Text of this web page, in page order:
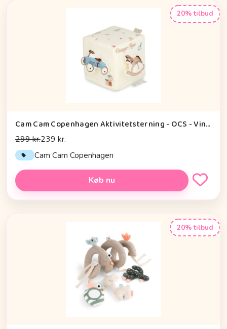
20% tilbud
Cam Cam Copenhagen Aktivitetsterning - OCS - Vintage Toys
299 kr.239 kr.
Cam Cam Copenhagen
Køb nu
20% tilbud